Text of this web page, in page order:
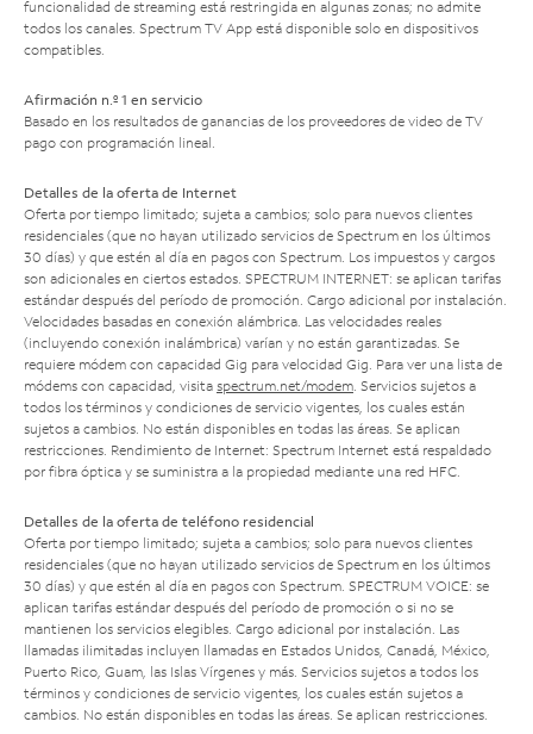
funcionalidad de streaming está restringida en algunas zonas; no admite
todos los canales. Spectrum TV App está disponible solo en dispositivos
compatibles.
Afirmación n.º 1 en servicio
Basado en los resultados de ganancias de los proveedores de video de TV
pago con programación lineal.
Detalles de la oferta de Internet
Oferta por tiempo limitado; sujeta a cambios; solo para nuevos clientes
residenciales (que no hayan utilizado servicios de Spectrum en los últimos
30 días) y que estén al día en pagos con Spectrum. Los impuestos y cargos
son adicionales en ciertos estados. SPECTRUM INTERNET: se aplican tarifas
estándar después del período de promoción. Cargo adicional por instalación.
Velocidades basadas en conexión alámbrica. Las velocidades reales
(incluyendo conexión inalámbrica) varían y no están garantizadas. Se
requiere módem con capacidad Gig para velocidad Gig. Para ver una lista de
módems con capacidad, visita spectrum.net/modem. Servicios sujetos a
todos los términos y condiciones de servicio vigentes, los cuales están
sujetos a cambios. No están disponibles en todas las áreas. Se aplican
restricciones. Rendimiento de Internet: Spectrum Internet está respaldado
por fibra óptica y se suministra a la propiedad mediante una red HFC.
Detalles de la oferta de teléfono residencial
Oferta por tiempo limitado; sujeta a cambios; solo para nuevos clientes
residenciales (que no hayan utilizado servicios de Spectrum en los últimos
30 días) y que estén al día en pagos con Spectrum. SPECTRUM VOICE: se
aplican tarifas estándar después del período de promoción o si no se
mantienen los servicios elegibles. Cargo adicional por instalación. Las
llamadas ilimitadas incluyen llamadas en Estados Unidos, Canadá, México,
Puerto Rico, Guam, las Islas Vírgenes y más. Servicios sujetos a todos los
términos y condiciones de servicio vigentes, los cuales están sujetos a
cambios. No están disponibles en todas las áreas. Se aplican restricciones.